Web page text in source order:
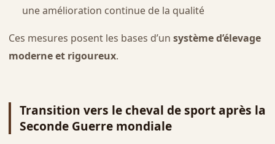
une amélioration continue de la qualité
Ces mesures posent les bases d’un système d’élevage
moderne et rigoureux.
Transition vers le cheval de sport après la
Seconde Guerre mondiale